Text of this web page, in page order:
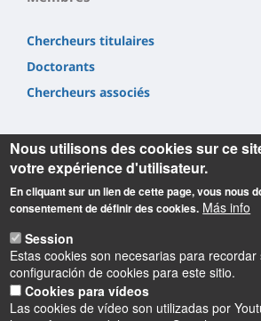
Chercheurs titulaires
Doctorants
Chercheurs associés
Informations
Laboratoire Rémélice
Réception et Médiation de Littératures et
Etrangères et comparées
UFR Collegium Lettres, Langues et
Nous utilisons des cookies sur ce
votre expérience d'utilisateur.
En cliquant sur un lien de cette page, vous nous
consentement de définir des cookies. Más info
Session
Estas cookies son necesarias para
configuración de cookies para este sitio.
Cookies para vídeos
Las cookies de vídeo son utilizadas por